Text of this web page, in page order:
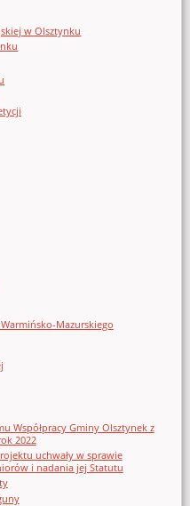
w Olsztynku
Mazurskiego
Współpracy Gminy Olsztynek z
2022
uchwały w sprawie
i nadania jej Statutu